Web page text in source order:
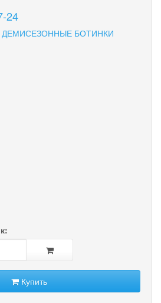
24
ДЕМИСЕЗОННЫЕ БОТИНКИ
Купить